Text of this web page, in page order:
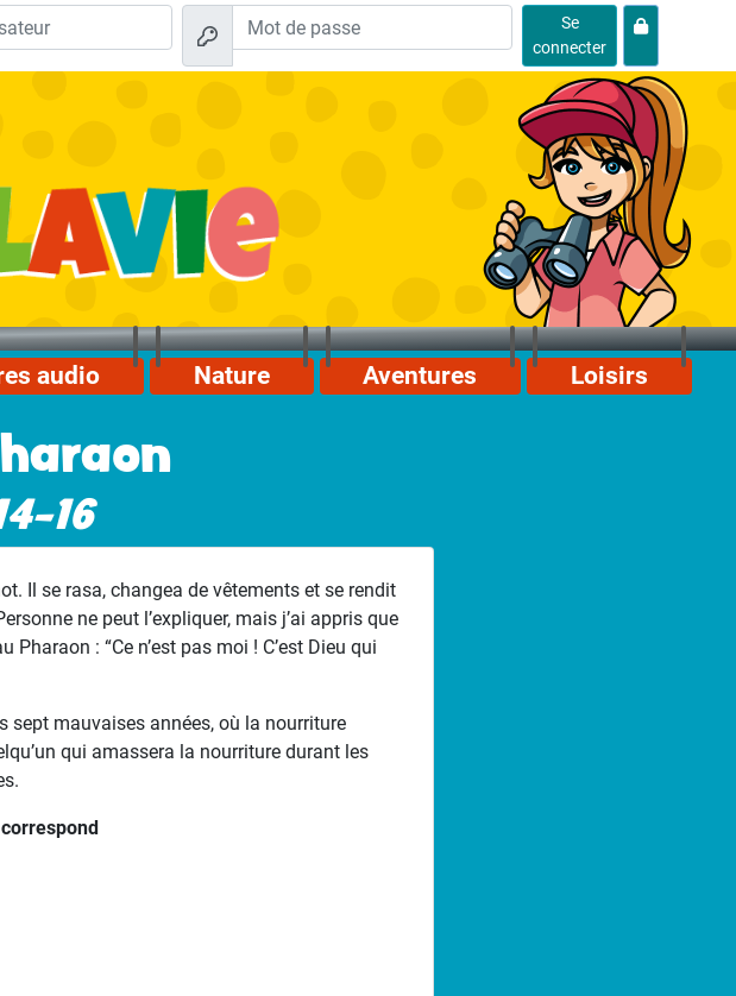
Se
connecter
audio Nature Aventures Loisirs
16
Il se rasa, changea de vêtements et se rendit
ne peut l’expliquer, mais j’ai appris que
: “Ce n’est pas moi ! C’est Dieu qui
sept mauvaises années, où la nourriture
qui amassera la nourriture durant les